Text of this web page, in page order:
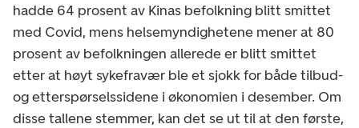
hadde 64 prosent av Kinas befolkning blitt smittet
med Covid, mens helsemyndighetene mener at 80
prosent av befolkningen allerede er blitt smittet
etter at høyt sykefravær ble et sjokk for både tilbud-
og etterspørselssidene i økonomien i desember. Om
disse tallene stemmer, kan det se ut til at den første,